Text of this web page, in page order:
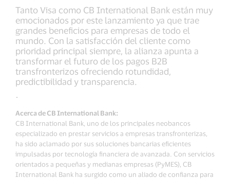
Tanto Visa como CB International Bank están muy
emocionados por este lanzamiento ya que trae
grandes beneficios para empresas de todo el
mundo. Con la satisfacción del cliente como
prioridad principal siempre, la alianza apunta a
transformar el futuro de los pagos B2B
transfronterizos ofreciendo rotundidad,
predictibilidad y transparencia.
-
Acerca de CB International Bank:
CB International Bank, uno de los principales neobancos
especializado en prestar servicios a empresas transfronterizas,
ha sido aclamado por sus soluciones bancarias eficientes
impulsadas por tecnología financiera de avanzada. Con servicios
orientados a pequeñas y medianas empresas (PyMES), CB
International Bank ha surgido como un aliado de confianza para